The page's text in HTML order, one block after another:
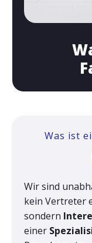
Was ist
Wir sind
kein Vertreter
sondern
einer